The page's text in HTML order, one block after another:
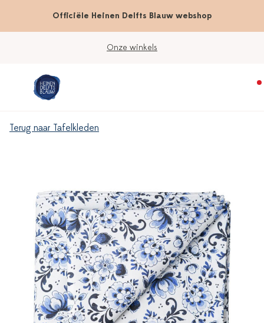
Officiële Heinen Delfts Blauw webshop
Onze winkels
Terug naar Tafelkleden